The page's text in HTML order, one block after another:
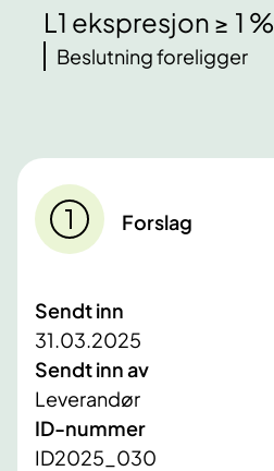
L1 ekspresjon ≥ 1 %
Beslutning foreligger
Forslag
Sendt inn
31.03.2025
Sendt inn av
Leverandør
ID-nummer
ID2025_030